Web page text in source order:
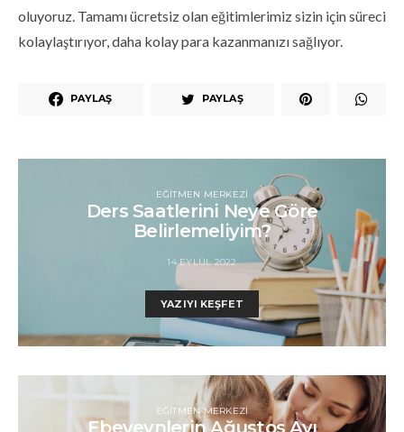
oluyoruz. Tamamı ücretsiz olan eğitimlerimiz sizin için süreci
kolaylaştırıyor, daha kolay para kazanmanızı sağlıyor.
PAYLAŞ PAYLAŞ
EĞITMEN MERKEZI
Ders Saatlerini Neye Göre
Belirlemeliyim?
14 EYLÜL 2022
YAZIYI KEŞFET
EĞITMEN MERKEZI
Ebeveynlerin Ağustos Ayı